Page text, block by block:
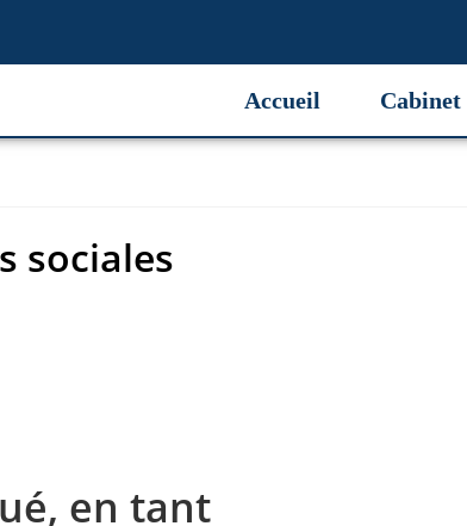
Accueil Cabinet
sociales
en tant